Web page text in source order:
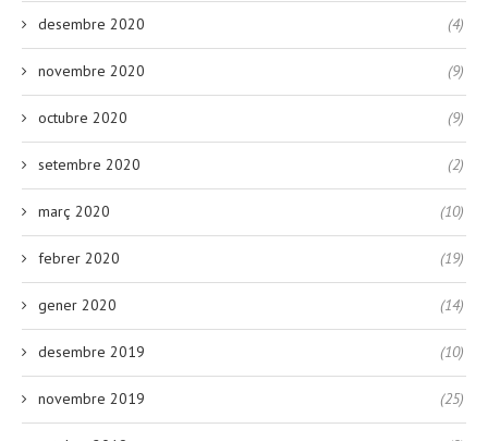
desembre 2020 (4)
novembre 2020 (9)
octubre 2020 (9)
setembre 2020 (2)
març 2020 (10)
febrer 2020 (19)
gener 2020 (14)
desembre 2019 (10)
novembre 2019 (25)